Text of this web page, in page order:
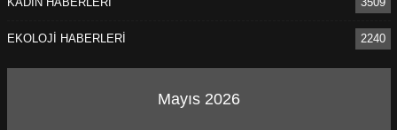
EKOLOJİ HABERLERİ 2240
Mayıs 2026